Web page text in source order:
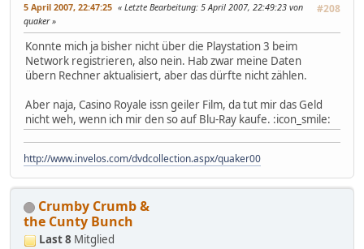
5 April 2007, 22:47:25 #208
Letzte Bearbeitung: 5 April 2007, 22:49:23 von
quaker
Konnte mich ja bisher nicht über die Playstation 3 beim
Network registrieren, also nein. Hab zwar meine Daten
übern Rechner aktualisiert, aber das dürfte nicht zählen.
Aber naja, Casino Royale issn geiler Film, da tut mir das Geld
nicht weh, wenn ich mir den so auf Blu-Ray kaufe. :icon_smile:
http://www.invelos.com/dvdcollection.aspx/quaker00
Crumby Crumb &
the Cunty Bunch
Last 8 Mitglied